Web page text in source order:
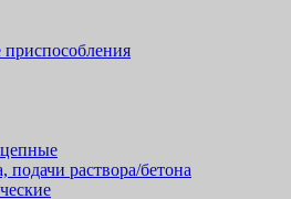
раствора/бетона